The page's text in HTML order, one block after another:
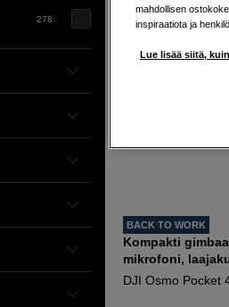
278
BACK TO WORK
Kompakti
mikrofoni,
DJI Osmo Pocket
mahdollisen
inspiraatiota ja
Lue lisää siitä,